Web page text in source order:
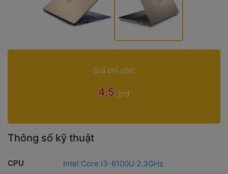
Giá chỉ còn:
4,5 ,trđ
Thông số kỹ thuật
CPU Intel Core i3-6100U 2.3GHz